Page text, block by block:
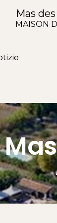
Mas
MAISON